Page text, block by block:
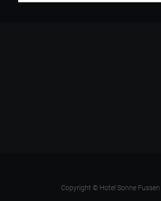
Copyright © Hotel Sonne Fussen